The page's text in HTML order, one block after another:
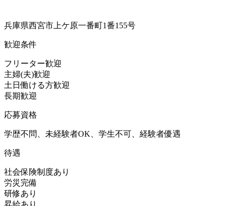
兵庫県西宮市上ケ原一番町1番155号
歓迎条件
フリーター歓迎
主婦(夫)歓迎
土日働ける方歓迎
長期歓迎
応募資格
学歴不問、未経験者OK、学生不可、経験者優遇
待遇
社会保険制度あり
労災完備
研修あり
昇給あり